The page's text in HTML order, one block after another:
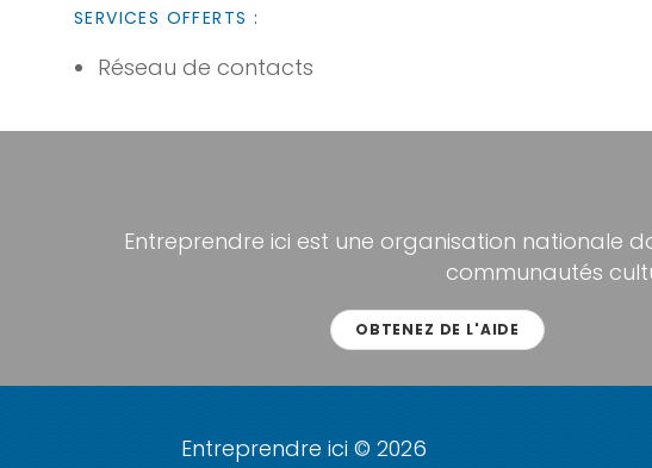
SERVICES OFFERTS :
Réseau de contacts
Entreprendre ici est une organisation nationale
communautés
OBTENEZ DE L'AIDE
Entreprendre ici © 2026